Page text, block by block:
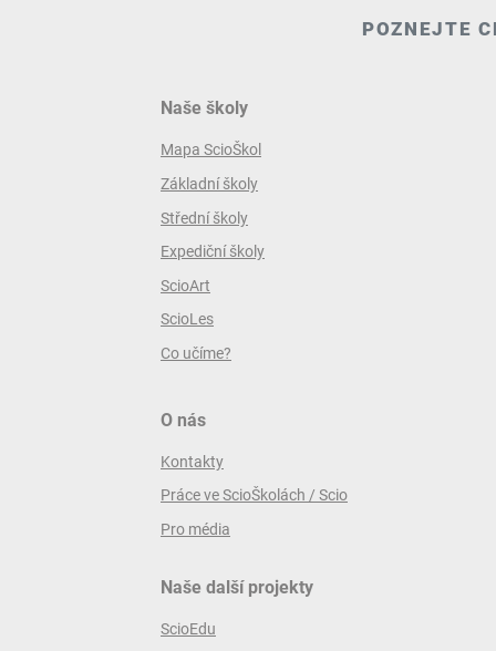
POZNEJTE
Naše školy
Mapa ScioŠkol
Základní školy
Střední školy
Expediční školy
ScioArt
ScioLes
Co učíme?
O nás
Kontakty
Práce ve ScioŠkolách / Scio
Pro média
Naše další projekty
ScioEdu